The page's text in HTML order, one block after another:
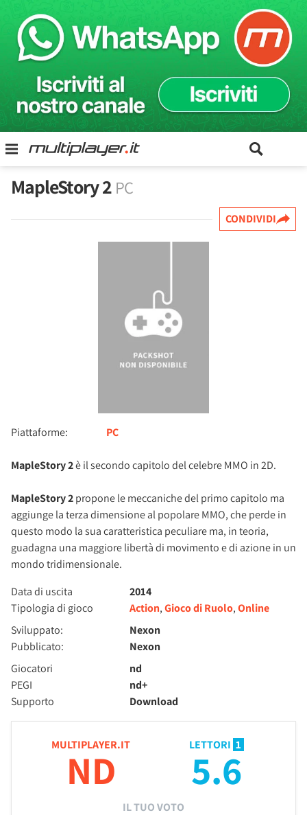
MapleStory 2 PC
CONDIVIDI
Piattaforme: PC
MapleStory 2è il secondo capitolo del celebre MMO in 2D.
MapleStory 2propone le meccaniche del primo capitolo ma
aggiunge la terza dimensione al popolare MMO, che perde in
questo modo la sua caratteristica peculiare ma, in teoria,
guadagna una maggiore libertà di movimento e di azione in un
mondo tridimensionale.
Data di uscita
2014
Tipologia di gioco
Action,Gioco di Ruolo,Online
Sviluppato:
Nexon
Pubblicato:
Nexon
Giocatori
nd
PEGI
nd+
Supporto
Download
MULTIPLAYER.IT
ND
LETTORI 1
5.6
IL TUO VOTO